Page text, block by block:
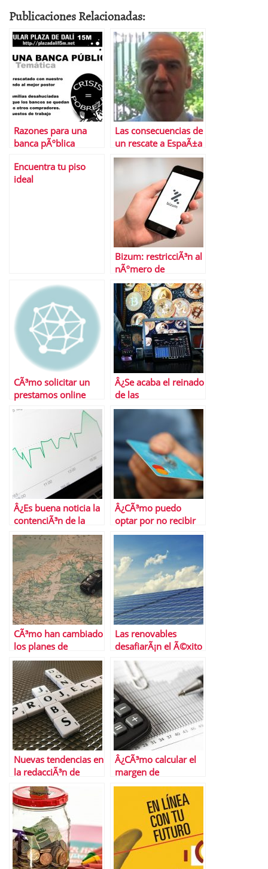
Publicaciones Relacionadas:
Razones para una
banca pÃºblica
Las consecuencias de
un rescate a EspaÃ±a
Encuentra tu piso
ideal
Bizum: restricciÃ³n al
nÃºmero de
operaciones
CÃ³mo solicitar un
prestamos online
Â¿Se acaba el reinado
de las
criptomonedas?
Â¿Es buena noticia la
contenciÃ³n de la
inflaciÃ³n
subyacente?
Â¿CÃ³mo puedo
optar por no recibir
ofertas de tarjetas de
crÃ©dito?
CÃ³mo han cambiado
los planes de
transporte en
Semana Santa las
restricciones
Las renovables
desafiarÃ¡n el Ã©xito
del gas natural a
largo plazo
Nuevas tendencias en
la redacciÃ³n de
curriculums que
debes conocer
Â¿CÃ³mo calcular el
margen de
contribuciÃ³n?